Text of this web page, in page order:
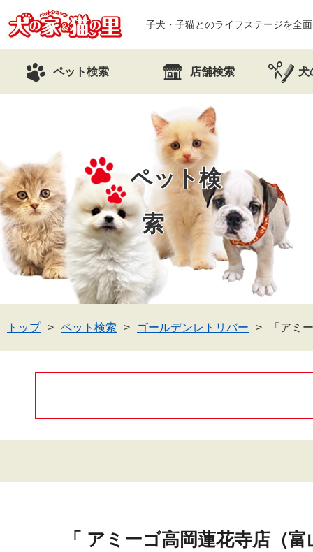
子犬・子猫とのライフステージを全
ペット検索 店舗検索 犬
ペット検
索
トップ ペット検索 ゴールデンレトリバー 「アミ
「 アミーゴ高岡蓮花寺店（